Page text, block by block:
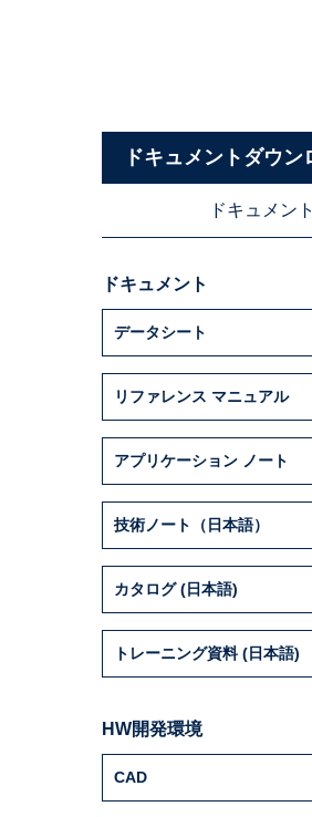
ドキュメントダウン
ドキュメント
ドキュメント
データシート
リファレンス マニュアル
アプリケーション ノート
技術ノート（日本語）
カタログ (日本語)
トレーニング資料 (日本語)
HW開発環境
CAD